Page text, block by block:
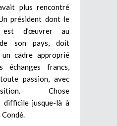
plus rencontré
président dont le
d’œuvrer au
de son pays, doit
cadre approprié
échanges francs,
passion, avec
Chose
difficile jusque-là à